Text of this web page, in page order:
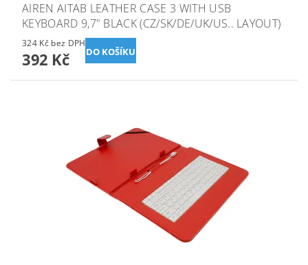
AIREN AITAB LEATHER CASE 3 WITH USB
KEYBOARD 9,7" BLACK (CZ/SK/DE/UK/US.. LAYOUT)
324 Kč bez DPH
392 Kč